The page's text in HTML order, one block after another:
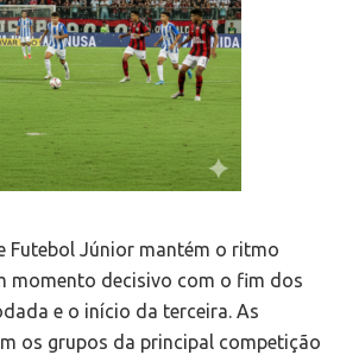
Futebol Júnior mantém o ritmo
momento decisivo com o fim dos
e o início da terceira. As
os grupos da principal competição